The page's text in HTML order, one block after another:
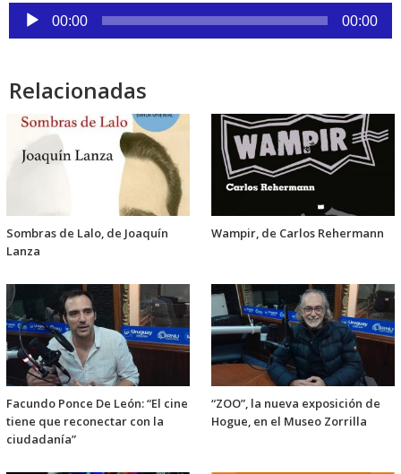
Reproductor
de
00:00 00:00
Relacionadas
Sombras de Lalo, de Joaquín
Lanza
Wampir, de Carlos Rehermann
Facundo Ponce De León: “El cine
tiene que reconectar con la
ciudadanía”
“ZOO”, la nueva exposición de
Hogue, en el Museo Zorrilla